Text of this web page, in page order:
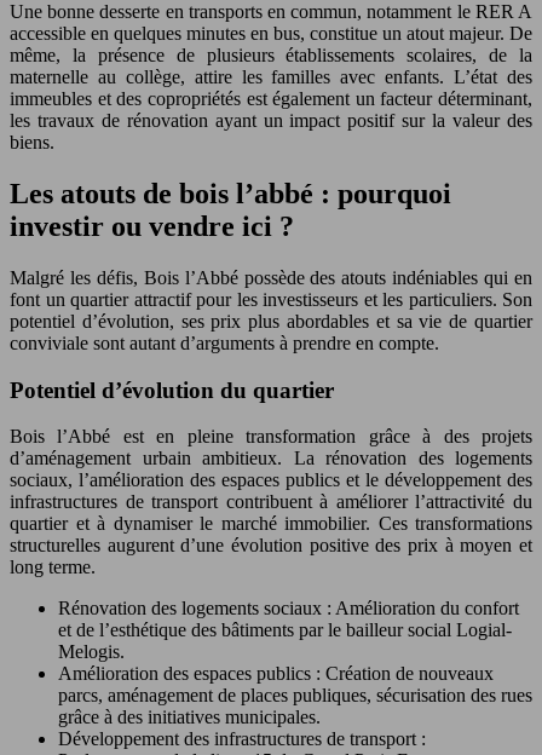
Une bonne desserte en transports en commun, notamment le RER A
accessible en quelques minutes en bus, constitue un atout majeur. De
même, la présence de plusieurs établissements scolaires, de la
maternelle au collège, attire les familles avec enfants. L’état des
immeubles et des copropriétés est également un facteur déterminant,
les travaux de rénovation ayant un impact positif sur la valeur des
biens.
Les atouts de bois l’abbé : pourquoi
investir ou vendre ici ?
Malgré les défis, Bois l’Abbé possède des atouts indéniables qui en
font un quartier attractif pour les investisseurs et les particuliers. Son
potentiel d’évolution, ses prix plus abordables et sa vie de quartier
conviviale sont autant d’arguments à prendre en compte.
Potentiel d’évolution du quartier
Bois l’Abbé est en pleine transformation grâce à des projets
d’aménagement urbain ambitieux. La rénovation des logements
sociaux, l’amélioration des espaces publics et le développement des
infrastructures de transport contribuent à améliorer l’attractivité du
quartier et à dynamiser le marché immobilier. Ces transformations
structurelles augurent d’une évolution positive des prix à moyen et
long terme.
Rénovation des logements sociaux : Amélioration du confort
et de l’esthétique des bâtiments par le bailleur social Logial-
Melogis.
Amélioration des espaces publics : Création de nouveaux
parcs, aménagement de places publiques, sécurisation des rues
grâce à des initiatives municipales.
Développement des infrastructures de transport :